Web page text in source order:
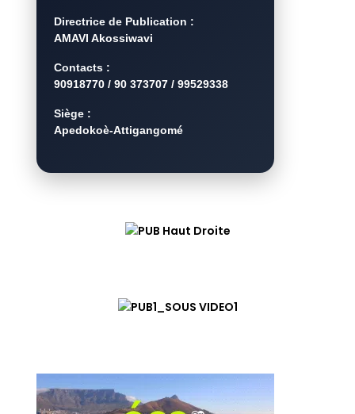
Directrice de Publication :
AMAVI Akossiwavi
Contacts :
90918770 / 90 373707 / 99529338
Siège :
Apedokoè-Attigangomé